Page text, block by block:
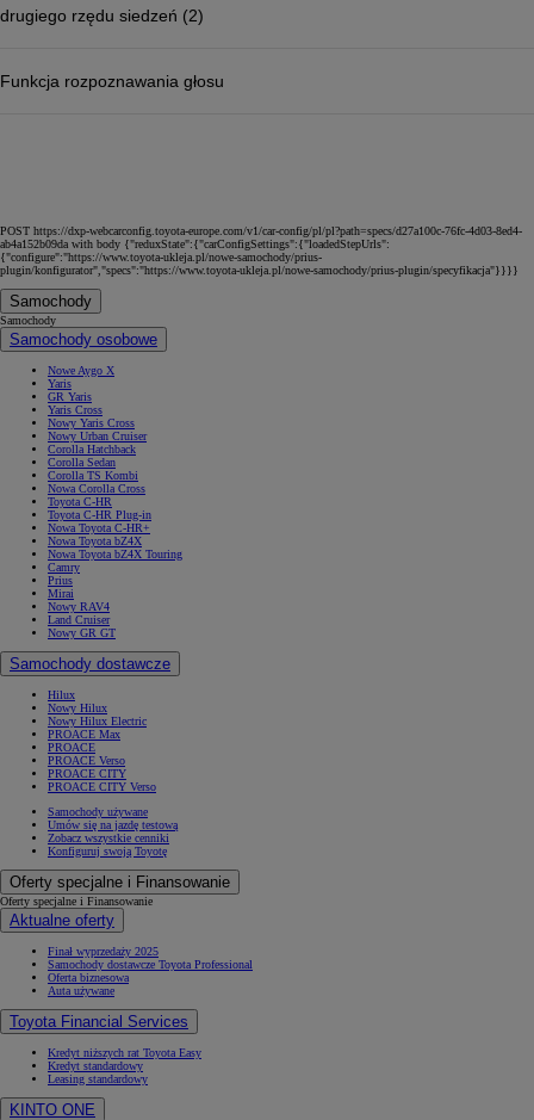
drugiego rzędu siedzeń (2)
Funkcja rozpoznawania głosu
POST https://dxp-webcarconfig.toyota-europe.com/v1/car-config/pl/pl?path=specs/d27a100c-76fc-4d03-8ed4-
ab4a152b09da with body {"reduxState":{"carConfigSettings":{"loadedStepUrls":
{"configure":"https://www.toyota-ukleja.pl/nowe-samochody/prius-
plugin/konfigurator","specs":"https://www.toyota-ukleja.pl/nowe-samochody/prius-plugin/specyfikacja"}}}}
Samochody
Samochody
Samochody osobowe
Nowe Aygo X
Yaris
GR Yaris
Yaris Cross
Nowy Yaris Cross
Nowy Urban Cruiser
Corolla Hatchback
Corolla Sedan
Corolla TS Kombi
Nowa Corolla Cross
Toyota C-HR
Toyota C-HR Plug-in
Nowa Toyota C-HR+
Nowa Toyota bZ4X
Nowa Toyota bZ4X Touring
Camry
Prius
Mirai
Nowy RAV4
Land Cruiser
Nowy GR GT
Samochody dostawcze
Hilux
Nowy Hilux
Nowy Hilux Electric
PROACE Max
PROACE
PROACE Verso
PROACE CITY
PROACE CITY Verso
Samochody używane
Umów się na jazdę testową
Zobacz wszystkie cenniki
Konfiguruj swoją Toyotę
Oferty specjalne i Finansowanie
Oferty specjalne i Finansowanie
Aktualne oferty
Finał wyprzedaży 2025
Samochody dostawcze Toyota Professional
Oferta biznesowa
Auta używane
Toyota Financial Services
Kredyt niższych rat Toyota Easy
Kredyt standardowy
Leasing standardowy
KINTO ONE